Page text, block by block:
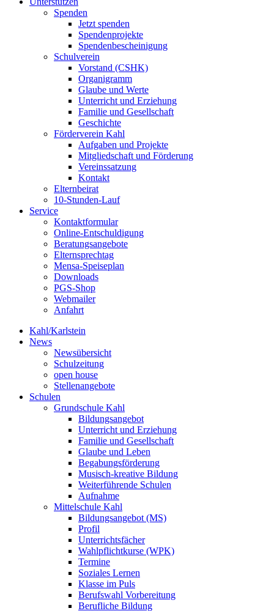
Spenden
Jetzt spenden
Spendenprojekte
Spendenbescheinigung
Schulverein
Vorstand (CSHK)
Organigramm
Glaube und Werte
Unterricht und Erziehung
Familie und Gesellschaft
Geschichte
Förderverein Kahl
Aufgaben und Projekte
Mitgliedschaft und Förderung
Vereinssatzung
Kontakt
Elternbeirat
10-Stunden-Lauf
Service
Kontaktformular
Online-Entschuldigung
Beratungsangebote
Elternsprechtag
Mensa-Speiseplan
Downloads
PGS-Shop
Webmailer
Anfahrt
Kahl/Karlstein
News
Newsübersicht
Schulzeitung
open house
Stellenangebote
Schulen
Grundschule Kahl
Bildungsangebot
Unterricht und Erziehung
Familie und Gesellschaft
Glaube und Leben
Begabungsförderung
Musisch-kreative Bildung
Weiterführende Schulen
Aufnahme
Mittelschule Kahl
Bildungsangebot (MS)
Profil
Unterrichtsfächer
Wahlpflichtkurse (WPK)
Termine
Soziales Lernen
Klasse im Puls
Berufswahl Vorbereitung
Berufliche Bildung